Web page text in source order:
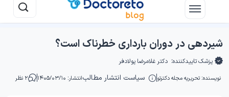
شیردهی در دوران بارداری خطرناک است؟
پزشک تاییدکننده: دکتر غلامرضا پولادفر
نویسنده: تحریریه مجله دکترتو سیاست انتشار مطالبانتشار: ۱۴۰۵/۰۳/۱۰ ۲ نظر